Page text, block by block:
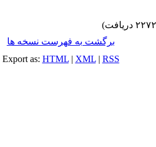
برگشت به فهرست نسخه ها
Export as: HTML| XML| RSS